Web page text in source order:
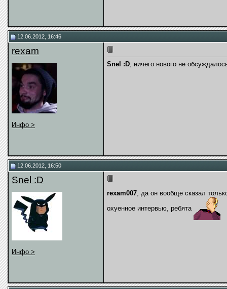
12.06.2012, 16:46
rexam
Инфо >
Snel :D, ничего нового не
12.06.2012, 16:50
Snel :D
Инфо >
rexam007, да он вообще сказал
охуенное интервью, ребята